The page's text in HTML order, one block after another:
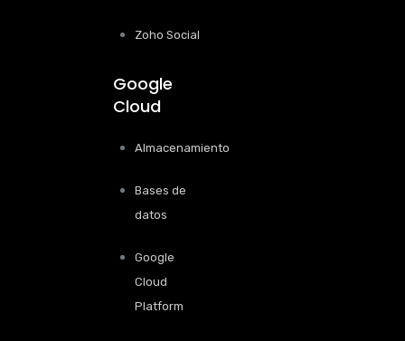
Zoho Social
Google
Cloud
Almacenamiento
Bases de
datos
Google
Cloud
Platform